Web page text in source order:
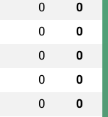
0 0
0 0
0 0
0 0
0 0